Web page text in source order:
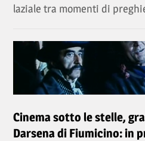
laziale tra momenti di
Cinema sotto le stelle,
Darsena di Fiumicino: in